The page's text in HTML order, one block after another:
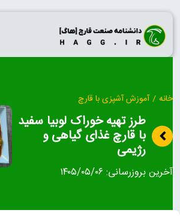
Skip
content
خانه / آموزش آشپزی با قارچ
طرز تهیه خوراک لوبیا سفید
با قارچ غذای گیاهی و
رژیمی
آخرین بروزرسانی: ۱۴۰۵/۰۵/۰۶